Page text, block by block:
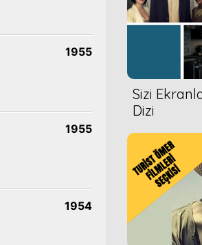
1955
1955
1954
Sizi
Dizi